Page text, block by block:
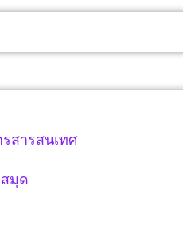
สารสนเทศ
มุด